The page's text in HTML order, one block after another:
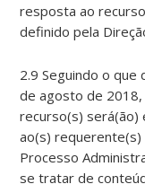
resposta ao
definido pela
2.9 Seguindo o que
de agosto de
recurso(s) será(ão)
ao(s) requerente(s)
Processo
se tratar de